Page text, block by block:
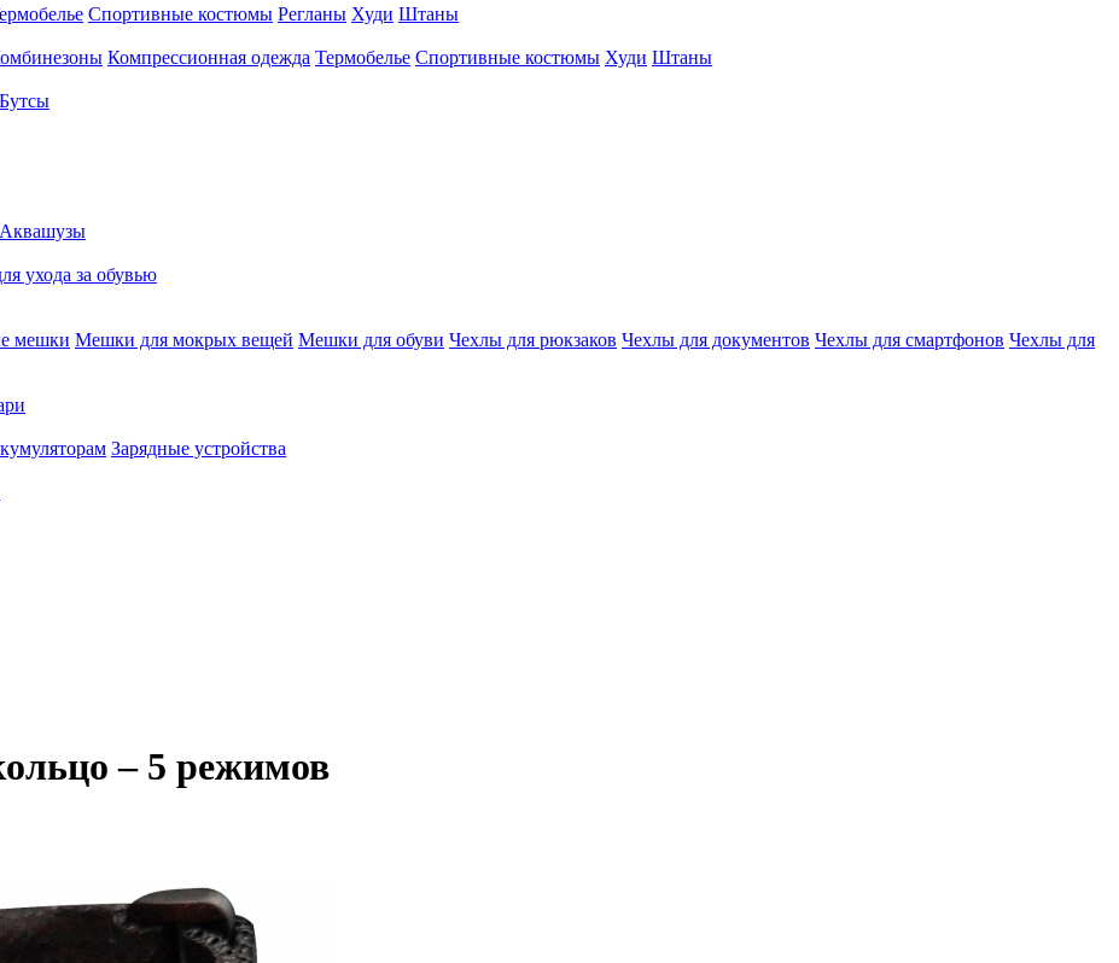
Спортивные костюмы Регланы Худи Штаны
Компрессионная одежда Термобелье Спортивные костюмы Худи Штаны
Бутсы
Аквашузы
ухода за обувью
мешки Мешки для мокрых вещей Мешки для обуви Чехлы для рюкзаков Чехлы для документов Чехлы для смартфонов Чехлы для
Зарядные устройства
– 5 режимов